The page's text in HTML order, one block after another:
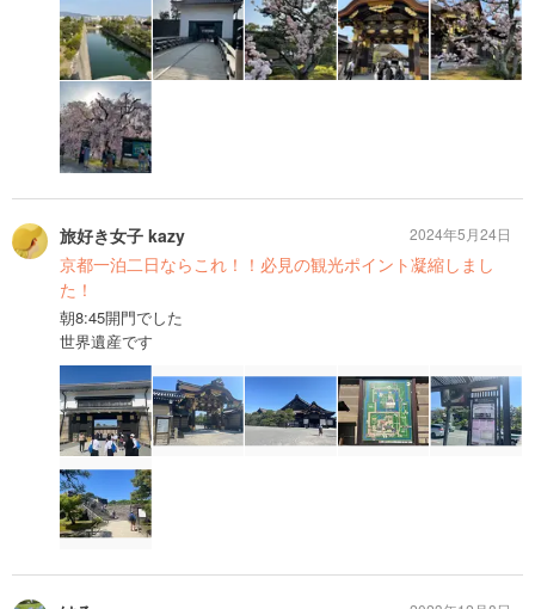
旅好き女子 kazy
京都一泊二日ならこれ！！必見の観光ポイント凝縮しまし
た！
朝8:45開門でした
世界遺産です
2024年5月24日